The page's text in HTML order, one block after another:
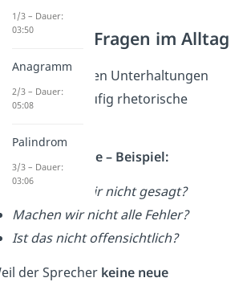
Fragen im Alltag
in alltäglichen Unterhaltungen
dir häufig rhetorische
Frage – Beispiel:
Habe ich es dir nicht gesagt?
Machen wir nicht alle Fehler?
Ist das nicht offensichtlich?
der Sprecher keine neue
1/3 – Dauer:
03:50
Anagramm
2/3 – Dauer:
05:08
Palindrom
3/3 – Dauer:
03:06